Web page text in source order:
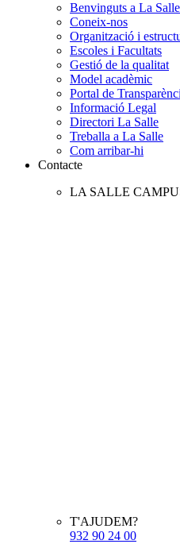
Benvinguts a La
Coneix-nos
Organització i
Escoles i Facultats
Gestió de la qualitat
Model acadèmic
Portal de
Informació Legal
Directori La Salle
Treballa a La Salle
Com arribar-hi
Contacte
LA SALLE
T'AJUDEM?
932 90 24 00